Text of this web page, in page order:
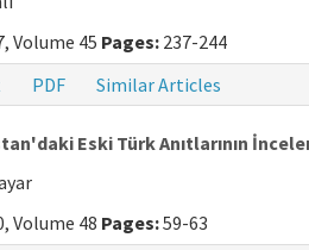
Volume 45 Pages: 237-244
PDF Similar Articles
Eski Türk Anıtlarının
Volume 48 Pages:59-63